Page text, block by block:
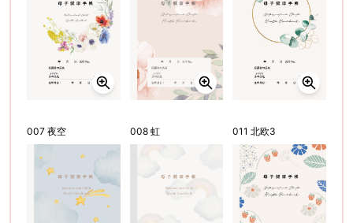
007 夜空 008 虹 011 北欧3